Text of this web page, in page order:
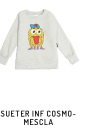
SUETER INF COSMO-
MESCLA